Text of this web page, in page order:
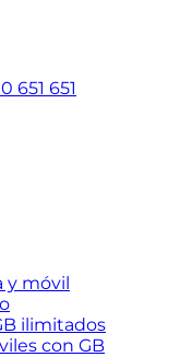
651 651
y móvil
ilimitados
con GB